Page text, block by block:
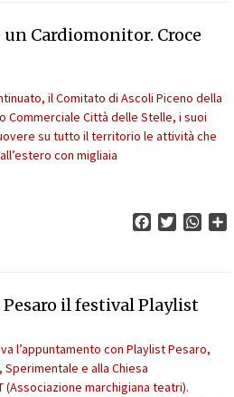
Cardiomonitor. Croce
il Comitato di Ascoli Piceno della
Commerciale Città delle Stelle, i suoi
su tutto il territorio le attività che
con migliaia
FacebookTwitter
il festival Playlist
l’appuntamento con Playlist Pesaro,
e alla Chiesa
(Associazione marchigiana teatri).